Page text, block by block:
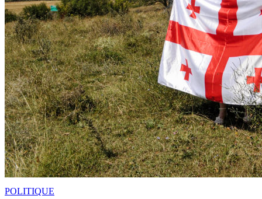
POLITIQUE